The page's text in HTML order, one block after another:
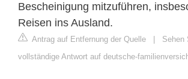
Bescheinigung mitzuführen,
Reisen ins Ausland.
Antrag auf Entfernung der Quelle
Sehen
vollständige Antwort auf deutsche-